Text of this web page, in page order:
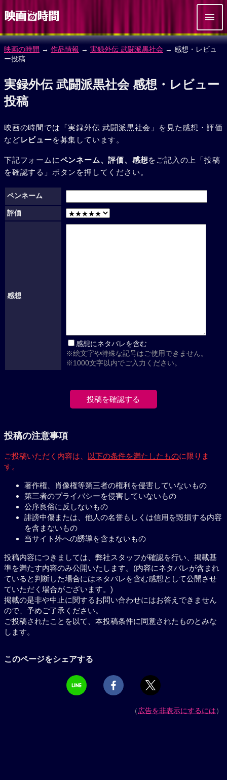
映画の時間 → 作品情報 → 実録外伝 武闘派黒社会 → 感想・レビュ
ー投稿
実録外伝 武闘派黒社会 感想・レビュー
投稿
映画の時間では「実録外伝 武闘派黒社会」を見た感想・評価
などレビューを募集しています。
下記フォームにペンネーム、評価、感想をご記入の上「投稿
を確認する」ボタンを押してください。
ペンネーム
評価
感想
感想にネタバレを含む
※絵文字や特殊な記号はご使用できません。
※1000文字以内でご入力ください。
投稿の注意事項
ご投稿いただく内容は、 以下の条件を満たしたものに限りま
す。
著作権、肖像権等第三者の権利を侵害していないもの
第三者のプライバシーを侵害していないもの
公序良俗に反しないもの
誹謗中傷または、他人の名誉もしくは信用を毀損する内容
を含まないもの
当サイト外への誘導を含まないもの
投稿内容につきましては、弊社スタッフが確認を行い、掲載基
準を満たす内容のみ公開いたします。(内容にネタバレが含まれ
ていると判断した場合にはネタバレを含む感想として公開させ
ていただく場合がございます。)
掲載の是非や中止に関するお問い合わせにはお答えできません
ので、予めご了承ください。
ご投稿されたことを以て、本投稿条件に同意されたものとみな
します。
このページをシェアする
（広告を非表示にするには）